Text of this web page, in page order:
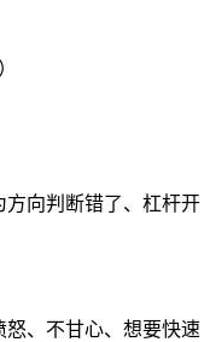
向判断错了、杠杆开
、不甘心、想要快速